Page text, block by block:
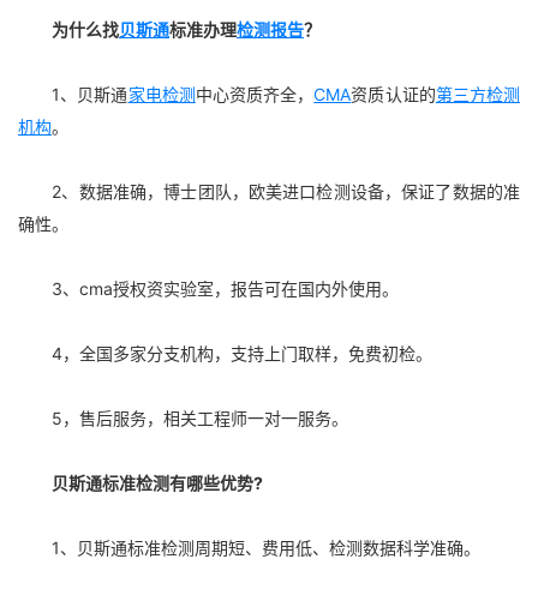
为什么找贝斯通标准办理检测报告？
1、贝斯通家电检测中心资质齐全，CMA资质认证的第三方检测
机构。
2、数据准确，博士团队，欧美进口检测设备，保证了数据的准
确性。
3、cma授权资实验室，报告可在国内外使用。
4，全国多家分支机构，支持上门取样，免费初检。
5，售后服务，相关工程师一对一服务。
贝斯通标准检测有哪些优势?
1、贝斯通标准检测周期短、费用低、检测数据科学准确。